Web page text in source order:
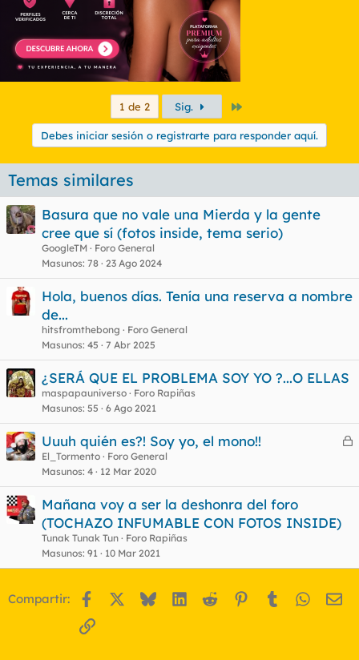
1 de 2 Sig.
Debes iniciar sesión o registrarte para responder aquí.
Temas similares
Basura que no vale una Mierda y la gente
cree que sí (fotos inside, tema serio)
GoogleTM
Foro General
Masunos 78 23 Ago 2024
Hola, buenos días. Tenía una reserva a nombre
de...
hitsfromthebong
Foro General
Masunos 45 7 Abr 2025
¿SERÁ QUE EL PROBLEMA SOY YO ?...O ELLAS
maspapauniverso
Foro Rapiñas
Masunos 55 6 Ago 2021
C
r
Uuuh quién es?! Soy yo, el mono!!
El_Tormento
Foro General
Masunos 4 12 Mar 2020
Mañana voy a ser la deshonra del foro
(TOCHAZO INFUMABLE CON FOTOS INSIDE)
Tunak Tunak Tun
Foro Rapiñas
Masunos 91 10 Mar 2021
Compartir: Facebook BlueskyLinkedIn
Reddit Pinterest
Tumblr
Enlace